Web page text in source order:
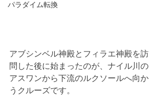
パラダイム転換
アブシンベル神殿とフィラエ神殿を訪
問した後に始まったのが、ナイル川の
アスワンから下流のルクソールへ向か
うクルーズです。